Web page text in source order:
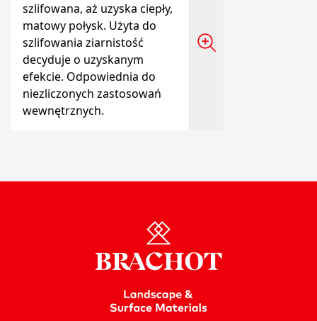
szlifowana, aż uzyska ciepły,
matowy połysk. Użyta do
szlifowania ziarnistość
decyduje o uzyskanym
efekcie. Odpowiednia do
niezliczonych zastosowań
wewnętrznych.